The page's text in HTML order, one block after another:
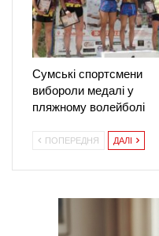
Сумські спортсмени
вибороли медалі у
пляжному волейболі
ПОПЕРЕДНЯ ДАЛІ